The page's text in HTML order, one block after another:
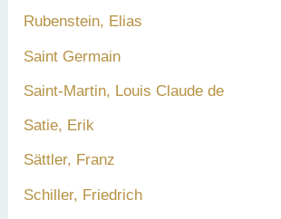
Rubenstein, Elias
Saint Germain
Saint-Martin, Louis Claude de
Satie, Erik
Sättler, Franz
Schiller, Friedrich